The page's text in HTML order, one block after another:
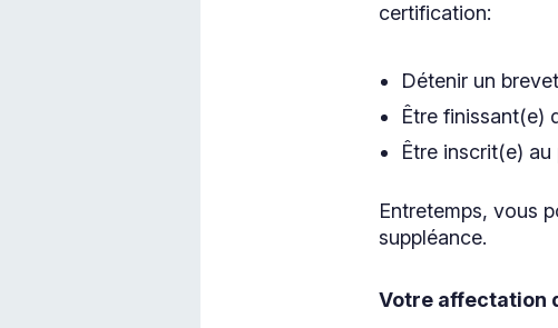
certification:
Détenir un
Être finissant(e)
Être inscrit(e)
Entretemps, vous
suppléance.
Votre affectation